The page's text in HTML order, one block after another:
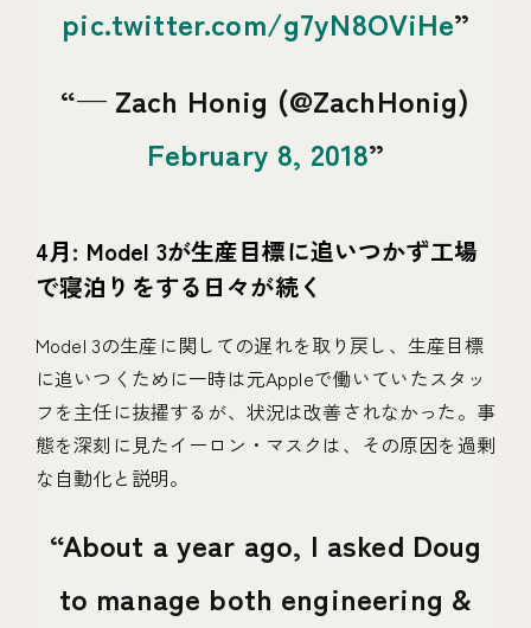
pic.twitter.com/g7yN8OViHe
— Zach Honig (@ZachHonig)
February 8, 2018
4月: Model 3が生産目標に追いつかず工場
で寝泊りをする日々が続く
Model 3の生産に関しての遅れを取り戻し、生産目標
に追いつくために一時は元Appleで働いていたスタッ
フを主任に抜擢するが、状況は改善されなかった。事
態を深刻に見たイーロン・マスクは、その原因を過剰
な自動化と説明。
About a year ago, I asked Doug
to manage both engineering &